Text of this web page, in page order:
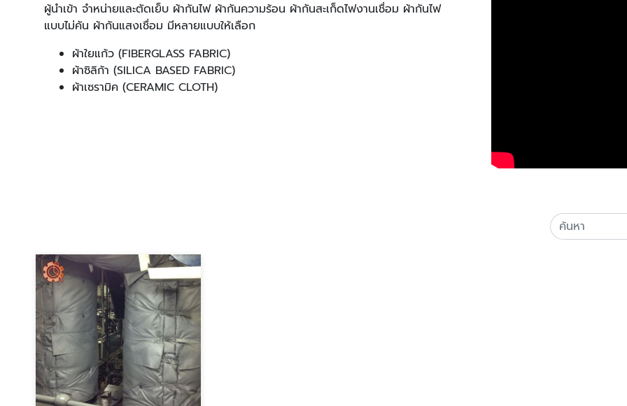
ผู้นำเข้า จำหน่ายและตัดเย็บ ผ้ากันไฟ ผ้ากันความร้อน ผ้ากันสะเก็ดไฟงานเชื่อม ผ้ากันไฟ
แบบไม่คัน ผ้ากันแสงเชื่อม มีหลายแบบให้เลือก
ผ้าใยแก้ว (FIBERGLASS FABRIC)
ผ้าซิลิก้า (SILICA BASED FABRIC)
ผ้าเซรามิค (CERAMIC CLOTH)